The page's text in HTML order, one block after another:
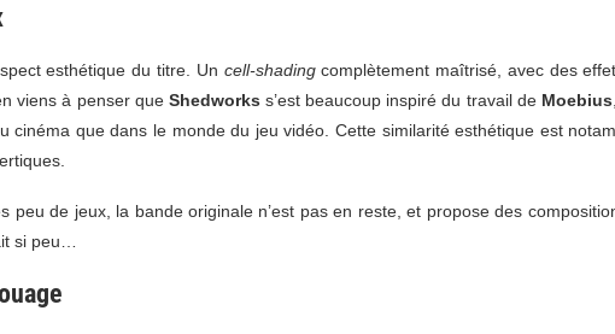
esthétique du titre. Un cell-shadingcomplètement maîtrisé, avec des
viens à penser que Shedworks s’est beaucoup inspiré du travail de Moebius
que dans le monde du jeu vidéo. Cette similarité esthétique est
peu de jeux, la bande originale n’est pas en reste, et propose des
si peu…